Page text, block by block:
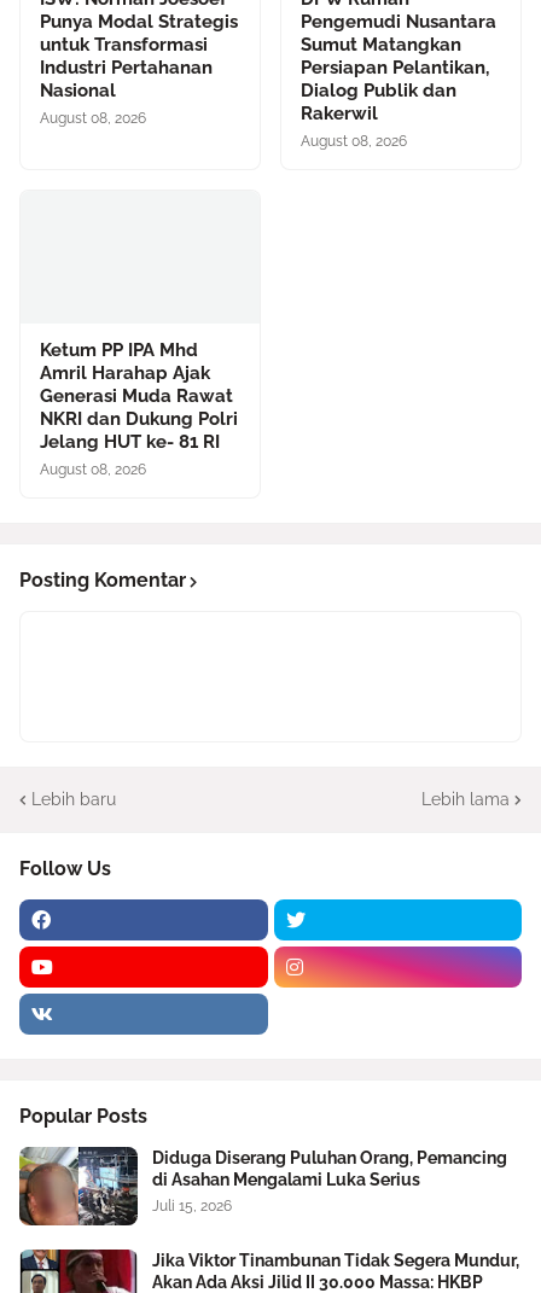
Punya Modal Strategis
untuk Transformasi
Industri Pertahanan
Nasional
August 08, 2026
Pengemudi Nusantara
Sumut Matangkan
Persiapan Pelantikan,
Dialog Publik dan
Rakerwil
August 08, 2026
Ketum PP IPA Mhd
Amril Harahap Ajak
Generasi Muda Rawat
NKRI dan Dukung Polri
Jelang HUT ke- 81 RI
August 08, 2026
Posting Komentar
Lebih baru Lebih lama
Follow Us
Popular Posts
Diduga Diserang Puluhan Orang, Pemancing
di Asahan Mengalami Luka Serius
Juli 15, 2026
Jika Viktor Tinambunan Tidak Segera Mundur,
Akan Ada Aksi Jilid II 30.000 Massa: HKBP